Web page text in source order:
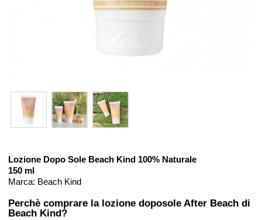
Lozione Dopo Sole Beach Kind 100% Naturale
150 ml
Marca: Beach Kind
Perchè comprare la lozione doposole After Beach di
Beach Kind?